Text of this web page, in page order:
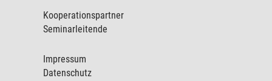
Kooperationspartner
Seminarleitende
Impressum
Datenschutz